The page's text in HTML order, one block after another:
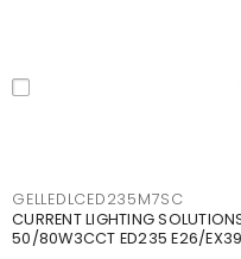
GELLEDLCED235M7SC
CURRENT LIGHTING
50/80W3CCT ED235 E26/